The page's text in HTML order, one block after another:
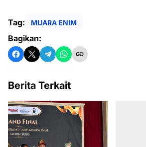
Tag: MUARA ENIM
Bagikan:
Berita Terkait